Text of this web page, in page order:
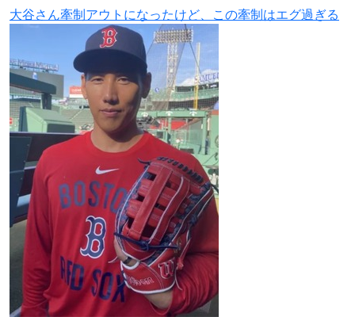
大谷さん牽制アウトになったけど、この牽制はエグ過ぎる